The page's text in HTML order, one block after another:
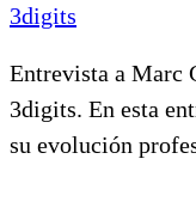
3digits
Entrevista a Marc
3digits. En esta
su evolución